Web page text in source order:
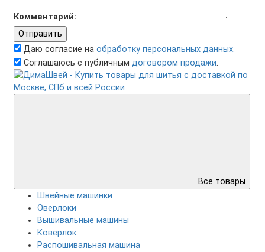
Комментарий:
Отправить
Даю согласие на обработку персональных данных.
Соглашаюсь с публичным договором продажи.
Все товары
Швейные машинки
Оверлоки
Вышивальные машины
Коверлок
Распошивальная машина